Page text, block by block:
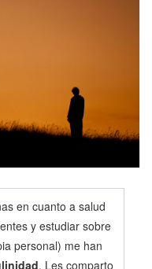
en cuanto a salud
y estudiar sobre
personal) me han
. Les comparto